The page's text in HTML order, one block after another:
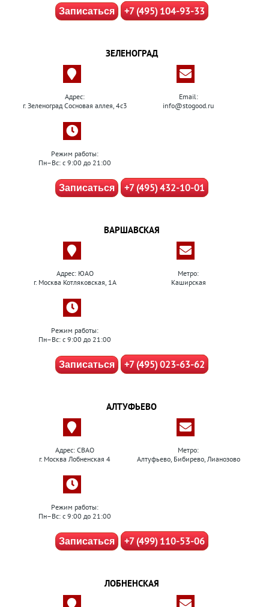
Записаться +7 (495) 104-93-33
ЗЕЛЕНОГРАД
Адрес:
г. Зеленоград Сосновая аллея, 4с3
Email:
info@stogood.ru
Режим работы:
Пн–Вс: с 9:00 до 21:00
Записаться +7 (495) 432-10-01
ВАРШАВСКАЯ
Адрес: ЮАО
г. Москва Котляковская, 1А
Метро:
Каширская
Режим работы:
Пн–Вс: с 9:00 до 21:00
Записаться +7 (495) 023-63-62
АЛТУФЬЕВО
Адрес: СВАО
г. Москва Лобненская 4
Метро:
Алтуфьево, Бибирево, Лианозово
Режим работы:
Пн–Вс: с 9:00 до 21:00
Записаться +7 (499) 110-53-06
ЛОБНЕНСКАЯ